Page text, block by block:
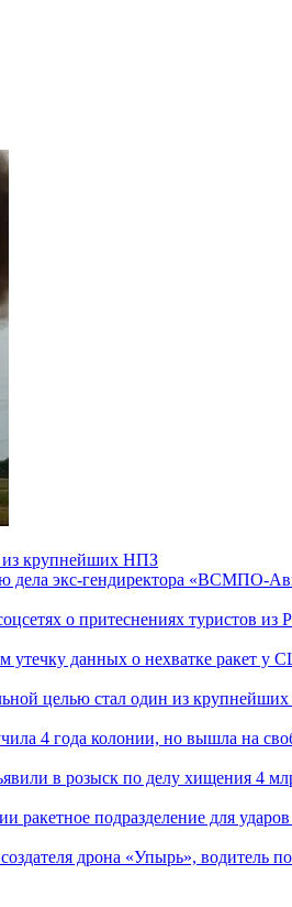
из крупнейших НПЗ
дела экс-гендиректора «ВСМПО-
о притеснениях туристов из
утечку данных о нехватке ракет у
целью стал один из
4 года колонии, но вышла на
в розыск по делу хищения 4
ракетное подразделение для
дрона «Упырь», водитель